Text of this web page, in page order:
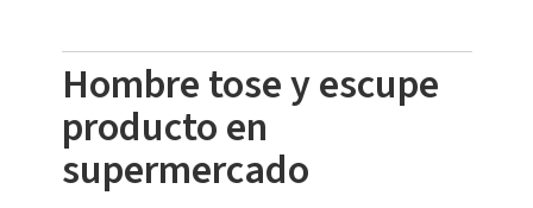
Hombre tose y escupe
producto en
supermercado